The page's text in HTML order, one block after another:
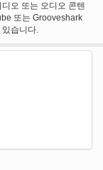
서비스를 포함 합니다.
서, 키보드, 파일 로컬
리즘으로 암호화 된
오 또는 오디오 콘텐
또는 Grooveshark
있습니다.